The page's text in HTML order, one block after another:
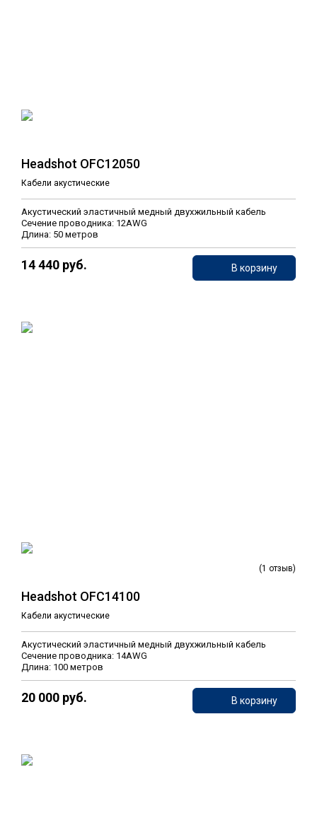
Headshot OFC12050
Кабели акустические
Акустический эластичный медный двухжильный кабель
Сечение проводника: 12AWG
Длина: 50 метров
14 440 руб. В корзину
(1 отзыв)
Headshot OFC14100
Кабели акустические
Акустический эластичный медный двухжильный кабель
Сечение проводника: 14AWG
Длина: 100 метров
20 000 руб. В корзину